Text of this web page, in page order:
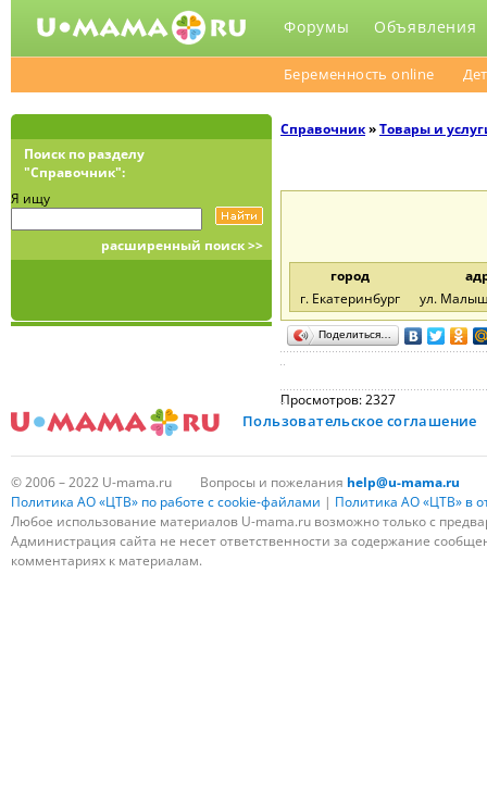
Форумы Объявления
Беременность online
Поиск по разделу
"Справочник":
Я ищу
расширенный поиск >>
Справочник»Товары и
город
г. Екатеринбург
ул.
Поделиться…
Просмотров: 2327
Пользовательское соглашение
© 2006 – 2022 U-mama.ru Вопросы и пожелания help@u-mama.ru
Политика АО «ЦТВ» по работе с cookie-файлами | Политика АО «ЦТВ» в
Любое использование материалов U-mama.ru возможно только с
Администрация сайта не несет ответственности за содержание
комментариях к материалам.